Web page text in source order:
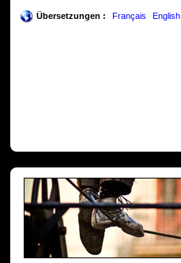
Übersetzungen : Français English